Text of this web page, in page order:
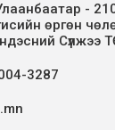
-
өргөн
Сүлжээ
3287